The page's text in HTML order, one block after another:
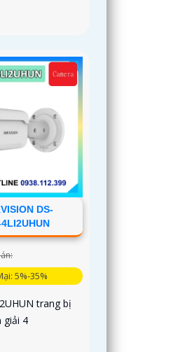
DS-
5%-35%
trang bị
giải 4